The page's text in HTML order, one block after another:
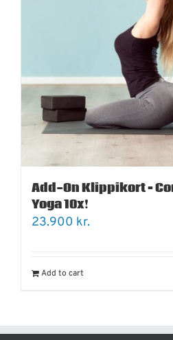
Add-On Klippikort –
Yoga 10x!
23.900 kr.
Add to cart